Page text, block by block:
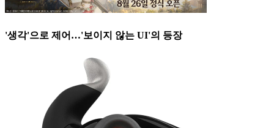
'생각'으로 제어…'보이지 않는 UI'의 등장